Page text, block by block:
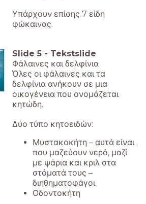
Υπάρχουν επίσης 7 είδη
φώκαινας.
Slide 5 - Tekstslide
Φάλαινες και δελφίνια
Όλες οι φάλαινες και τα
δελφίνια ανήκουν σε μια
οικογένεια που ονομάζεται
κητώδη.
Δύο τύπο κητοειδών:
Μυστακοκήτη – αυτά είναι
που μαζεύουν νερό, μαζί
με ψάρια και κριλ στα
στόματά τους –
διηθηματοφάγοι.
Οδοντοκήτη